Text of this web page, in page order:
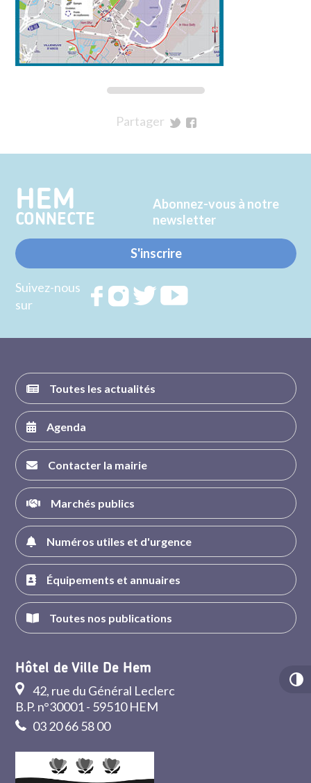
Partager
Twitter
Facebook
HEM
CONNECTE
Abonnez-vous à notre
newsletter
S'inscrire
Suivez-nous
sur
RejoignezRejoignezRejoignez
Toutes les actualités
Agenda
Contacter la mairie
Marchés publics
Numéros utiles et d'urgence
Équipements et annuaires
Toutes nos publications
Hôtel de Ville De Hem
42, rue du Général Leclerc
B.P. n°30001 - 59510 HEM
03 20 66 58 00